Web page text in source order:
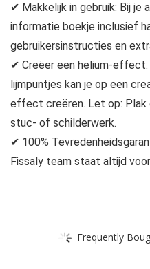
✔ Makkelijk in gebruik: Bij je
informatie boekje inclusief
gebruikersinstructies en
✔ Creëer een helium-
lijmpuntjes kan je op een
effect creëren. Let op: Plak
stuc- of schilderwerk.
✔ 100%
Fissaly team staat altijd
Frequently